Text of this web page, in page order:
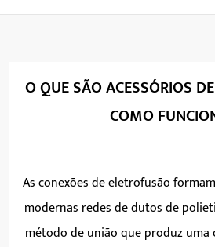
O QUE SÃO ACESSÓRIOS
COMO
As conexões de eletrofusão
modernas redes de dutos de
método de união que produz uma